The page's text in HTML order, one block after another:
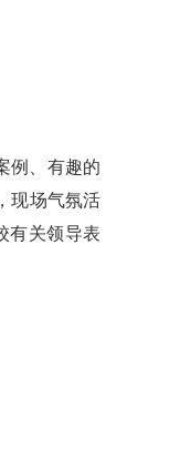
例、有趣的
现场气氛活
有关领导表